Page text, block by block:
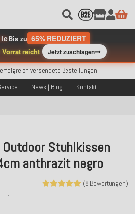
Bis zu 65% REDUZIERT
reicht Jetzt zuschlagen➞
Deutschlands ab 99€ Bestellwert
versendete Bestellungen
mit Klarna, PayPal & Amazon Pay
Deutschlands ab 99€ Bestellwert
versendete Bestellungen
mit Klarna, PayPal & Amazon Pay
Deutschlands ab 99€ Bestellwert
News | Blog Kontakt
Outdoor Stuhlkissen
anthrazit negro
(8 Bewertungen)